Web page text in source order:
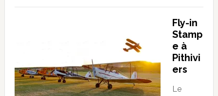
Fly-in
Stamp
e à
Pithivi
ers
Le